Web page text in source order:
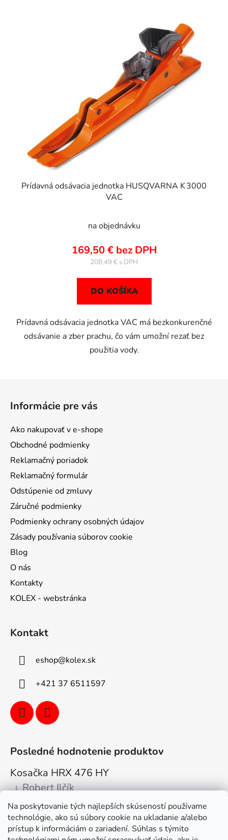
Na poskytovanie tých najlepších skúseností používame
technológie, ako sú súbory cookie na ukladanie a/alebo
prístup k informáciám o zariadení. Súhlas s týmito
Prídavná odsávacia jednotka HUSQVARNA K 3000
VAC
na objednávku
169,50 € bez DPH
208,49 €
DO KOŠÍKA
Prídavná odsávacia jednotka VAC má bezkonkurenčné
odsávanie a zber prachu, čo vám umožní rezať bez
použitia vody.
Informácie pre vás
Ako nakupovať v e-shope
Obchodné podmienky
Reklamačný poriadok
Reklamačný formulár
Odstúpenie od zmluvy
Záručné podmienky
Podmienky ochrany osobných údajov
Zásady používania súborov cookie
Blog
O nás
Kontakty
KOLEX - webstránka
Kontakt
eshop@kolex.sk
+421 37 6511597
Posledné hodnotenie produktov
Kosačka HRX 476 HY
Hodnotenie produktu je 5 z 5 hviezdičiek.
| Robert Ilčík
Super. Odporúčam